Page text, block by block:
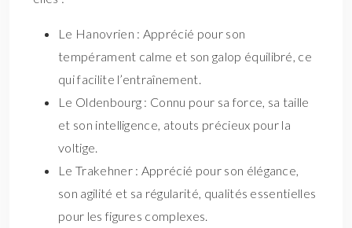
Le Hanovrien : Apprécié pour son
tempérament calme et son galop équilibré, ce
qui facilite l’entraînement.
Le Oldenbourg : Connu pour sa force, sa taille
et son intelligence, atouts précieux pour la
voltige.
Le Trakehner : Apprécié pour son élégance,
son agilité et sa régularité, qualités essentielles
pour les figures complexes.